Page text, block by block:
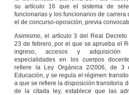
su artículo 16 que el sistema de
funcionarias y los funcionarios de carrera
el de concurso-oposición, previa
Asimismo, el artículo 3 del Real Decreto
23 de febrero, por el que se aprueba el
ingreso, accesos y adquisición
especialidades en los cuerpos
refiere la Ley Orgánica 2/2006, de 3
Educación, y se regula el régimen
a que se refiere la disposición transitoria
de la citada ley, establece que las